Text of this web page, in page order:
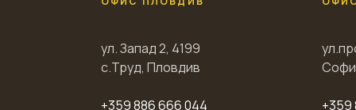
ул. Запад 2, 4199
с.Труд, Пловдив
+359 886 666 044 +359